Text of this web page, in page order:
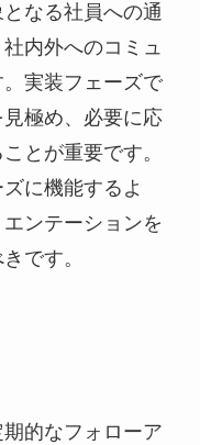
なる社員への通
内外へのコミュ
実装フェーズで
極め、必要に応
とが重要です。
に機能するよ
ンテーションを
です。
的なフォローア